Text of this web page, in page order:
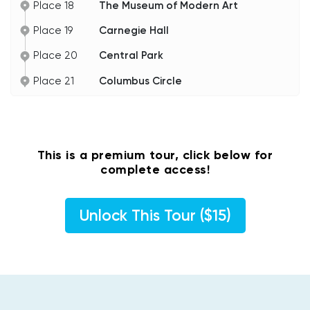
Gehen Sie weiter. Als Nächstes kommt die Park
Place 18 The Museum of Modern Art
Place 19 Carnegie Hall
Place 20 Central Park
Place 21 Columbus Circle
This is a premium tour, click below for
complete access!
Unlock This Tour ($15)